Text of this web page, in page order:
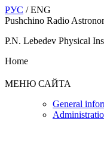
РУС / ENG
Pushchino Radio
P.N. Lebedev Physical
Home
МЕНЮ САЙТА
General